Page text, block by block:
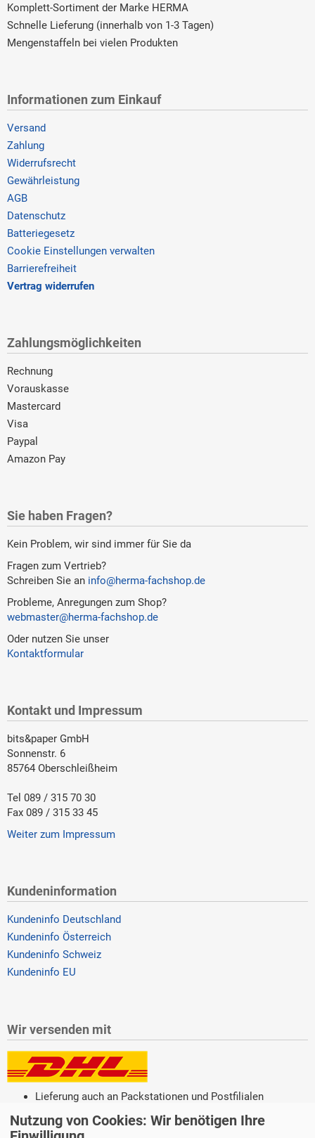
Komplett-Sortiment der Marke HERMA
Schnelle Lieferung (innerhalb von 1-3 Tagen)
Mengenstaffeln bei vielen Produkten
Informationen zum Einkauf
Versand
Zahlung
Widerrufsrecht
Gewährleistung
AGB
Datenschutz
Batteriegesetz
Cookie Einstellungen verwalten
Barrierefreiheit
Vertrag widerrufen
Zahlungsmöglichkeiten
Rechnung
Vorauskasse
Mastercard
Visa
Paypal
Amazon Pay
Sie haben Fragen?
Kein Problem, wir sind immer für Sie da
Fragen zum Vertrieb?
Schreiben Sie an info@herma-fachshop.de
Probleme, Anregungen zum Shop?
webmaster@herma-fachshop.de
Oder nutzen Sie unser
Kontaktformular
Kontakt und Impressum
bits&paper GmbH
Sonnenstr. 6
85764 Oberschleißheim
Tel 089 / 315 70 30
Fax 089 / 315 33 45
Weiter zum Impressum
Kundeninformation
Kundeninfo Deutschland
Kundeninfo Österreich
Kundeninfo Schweiz
Kundeninfo EU
Wir versenden mit
Lieferung auch an Packstationen und Postfilialen
Nutzung von Cookies: Wir benötigen Ihre